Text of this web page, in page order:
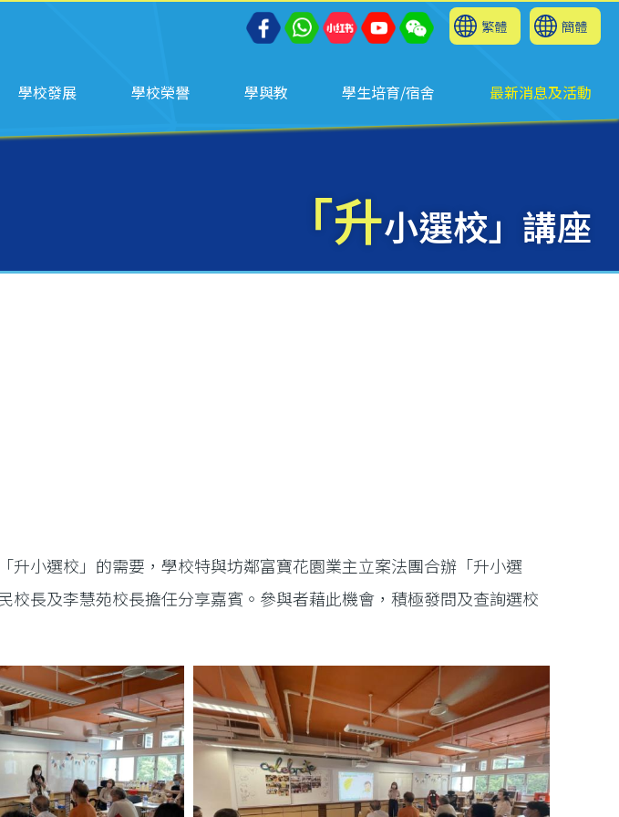
繁體 簡體
學校發展 學校榮譽 學與教 學生培育/宿舍 最新消息及活動
「升小選校」講座
小選校」的需要，學校特與坊鄰富寶花園業主立案法團合辦「升小選
長及李慧苑校長擔任分享嘉賓。參與者藉此機會，積極發問及查詢選校